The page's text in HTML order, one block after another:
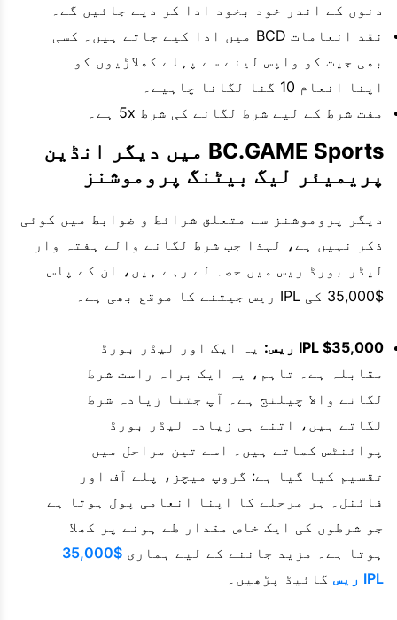
دنوں کے اندر خود بخود ادا کر دیے جائیں گے۔
نقد انعامات BCD میں ادا کیے جاتے ہیں۔ کسی
بھی جیت کو واپس لینے سے پہلے کھلاڑیوں کو
اپنا انعام 10 گنا لگانا چاہیے۔
مفت شرط کے لیے شرط لگانے کی شرط 5x ہے۔
BC.GAME Sports میں دیگر انڈین
پریمیئر لیگ بیٹنگ پروموشنز
دیگر پروموشنز سے متعلق شرائط و ضوابط میں کوئی
ذکر نہیں ہے، لہذا جب شرط لگانے والے ہفتہ وار
لیڈر بورڈ ریس میں حصہ لے رہے ہیں، ان کے پاس
$35,000 کی IPL ریس جیتنے کا موقع بھی ہے۔
IPL $35,000 ریس:
یہ ایک اور لیڈر بورڈ
مقابلہ ہے۔ تاہم، یہ ایک براہ راست شرط
لگانے والا چیلنج ہے۔ آپ جتنا زیادہ شرط
لگاتے ہیں، اتنے ہی زیادہ لیڈر بورڈ
پوائنٹس کماتے ہیں۔ اسے تین مراحل میں
تقسیم کیا گیا ہے: گروپ میچز، پلے آف اور
فائنل۔ ہر مرحلے کا اپنا انعامی پول ہوتا ہے
جو شرطوں کی ایک خاص مقدار طے ہونے پر کھلا
ہوتا ہے۔ مزید جاننے کے لیے ہماری
$35,000
IPL ریس
گائیڈ پڑھیں۔